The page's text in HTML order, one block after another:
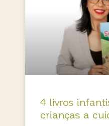
4 livros
crianças a